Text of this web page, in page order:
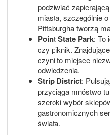
podziwiać
miasta, szczególnie
Pittsburgha tworzą
Point State Park: To
czy piknik.
czyni to miejsce
odwiedzenia.
Strip District:
przyciąga mnóstwo
szeroki wybór
gastronomicznych
świata.